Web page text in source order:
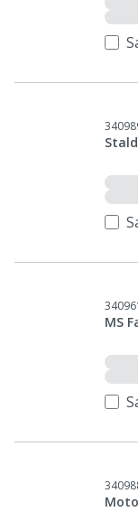
MS